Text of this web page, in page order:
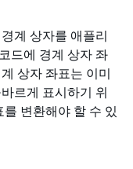
계 상자를 애플리
드에 경계 상자 좌
상자 좌표는 이미
르게 표시하기 위
변환해야 할 수 있